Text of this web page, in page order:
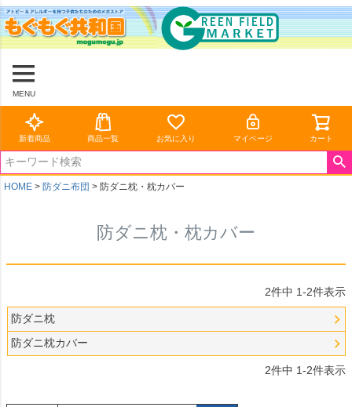
MENU
新着商品 商品一覧 お気に入り マイページ カート
HOME 防ダニ布団 防ダニ枕・枕カバー
防ダニ枕・枕カバー
2件中 1-2件表示
防ダニ枕
防ダニ枕カバー
2件中 1-2件表示